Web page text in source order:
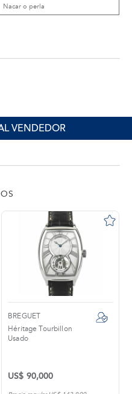
Nacar o perla
VENDEDOR
BREGUET
Héritage Tourbillon
Usado
US$ 90,000